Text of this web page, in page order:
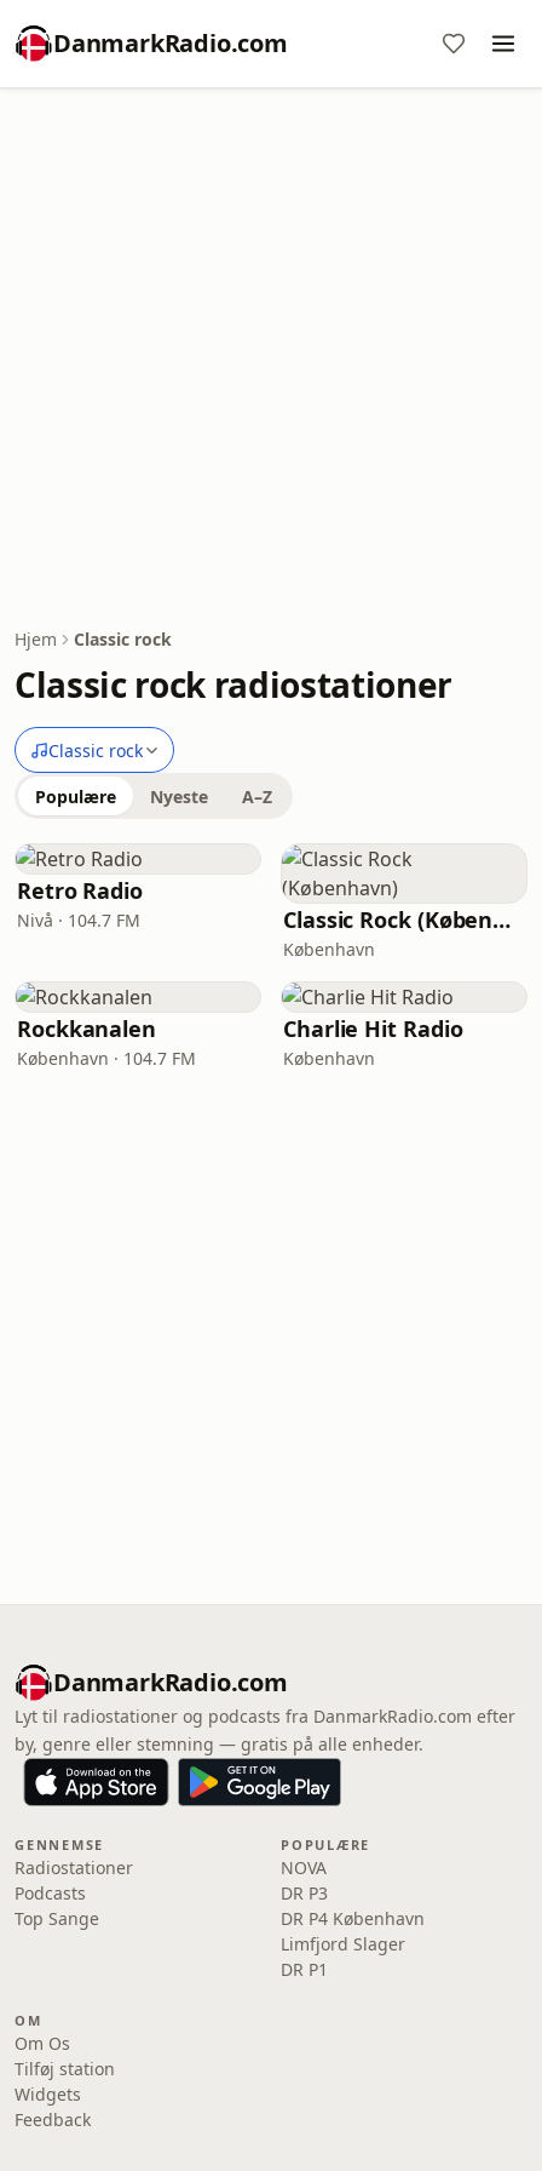
DanmarkRadio.com
Hjem Classic rock
Classic rock radiostationer
Classic rock
Populære Nyeste A–Z
Retro Radio
Nivå · 104.7 FM Classic Rock (København)
København
Rockkanalen
København · 104.7 FM
Charlie Hit Radio
København
DanmarkRadio.com
Lyt til radiostationer og podcasts fra DanmarkRadio.com efter
by, genre eller stemning — gratis på alle enheder.
GENNEMSE
Radiostationer
Podcasts
Top Sange
POPULÆRE
NOVA
DR P3
DR P4 København
Limfjord Slager
DR P1
OM
Om Os
Tilføj station
Widgets
Feedback